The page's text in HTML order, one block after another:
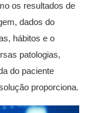
os resultados de
dados do
hábitos e o
patologias,
do paciente
proporciona.